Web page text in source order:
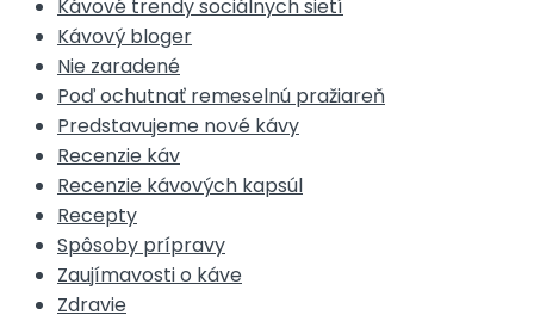
Kávové trendy sociálnych sietí
Kávový bloger
Nie zaradené
Poď ochutnať remeselnú pražiareň
Predstavujeme nové kávy
Recenzie káv
Recenzie kávových kapsúl
Recepty
Spôsoby prípravy
Zaujímavosti o káve
Zdravie